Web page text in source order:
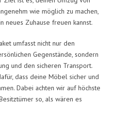
wie möglich zu machen,
neues Zuhause freuen kannst.
umfasst nicht nur den
Gegenstände, sondern
und den sicheren Transport.
dass deine Möbel sicher und
Dabei achten wir auf höchste
so, als wären es